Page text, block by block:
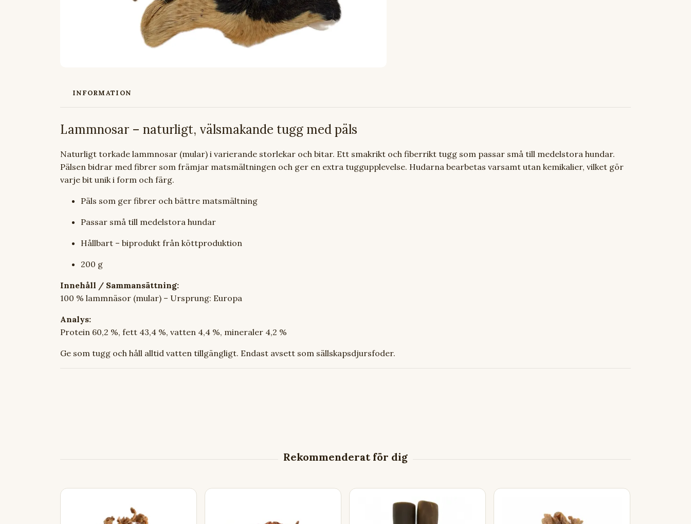
INFORMATION
Lammnosar – naturligt, välsmakande tugg med päls
Naturligt torkade lammnosar (mular) i varierande storlekar och bitar. Ett smakrikt och fiberrikt tugg som passar små till medelstora hundar.
Pälsen bidrar med fibrer som främjar matsmältningen och ger en extra tuggupplevelse. Hudarna bearbetas varsamt utan kemikalier, vilket gör
varje bit unik i form och färg.
Päls som ger fibrer och bättre matsmältning
Passar små till medelstora hundar
Hållbart – biprodukt från köttproduktion
200 g
Innehåll / Sammansättning:
100 % lammnäsor (mular) – Ursprung: Europa
Analys:
Protein 60,2 %, fett 43,4 %, vatten 4,4 %, mineraler 4,2 %
Ge som tugg och håll alltid vatten tillgängligt. Endast avsett som sällskapsdjursfoder.